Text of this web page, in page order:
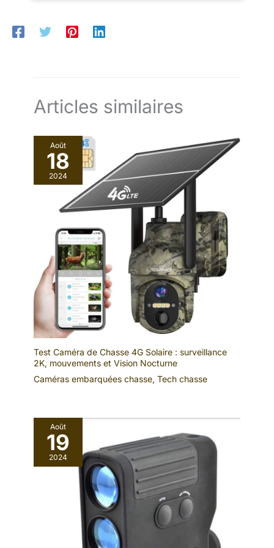
de la batterie est également fiable.
confort. Facilité d'utilisation : les
des écouteurs. Les temps de
réponse les plus rapides sont
inférieurs à 1 milliseconde, ce
qui signifie qu'ils amortissent
instantanément le bruit ambiant
et protégeront l'audition de
l'utilisateur contre les
dommages. Avec le port de
charge de type C, vous pouvez
charger les écouteurs avec le
chargeur inclus, ainsi que la
plupart des autres types de
chargeurs.
Articles similaires
Août
18
2024
Test Caméra de Chasse 4G Solaire : surveillance
2K, mouvements et Vision Nocturne
Caméras embarquées chasse, Tech chasse
Août
19
2024